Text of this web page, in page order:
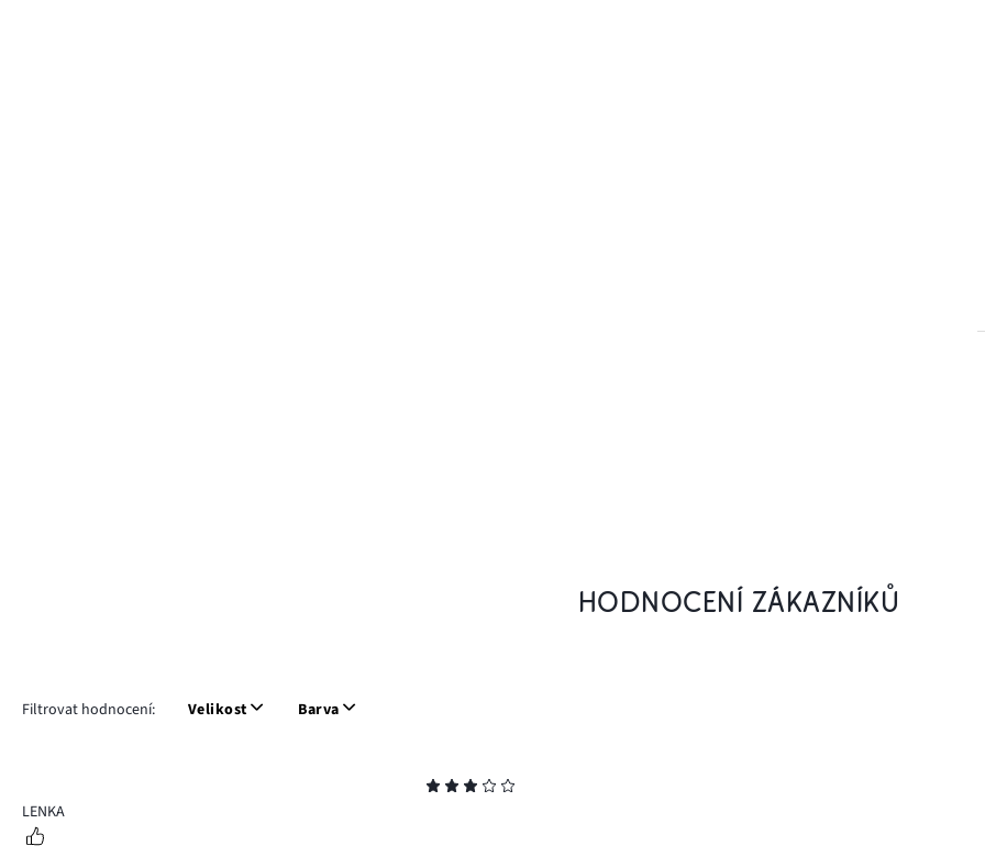
HODNOCENÍ ZÁKAZNÍKŮ
Filtrovat hodnocení: Velikost Barva
3LENKA